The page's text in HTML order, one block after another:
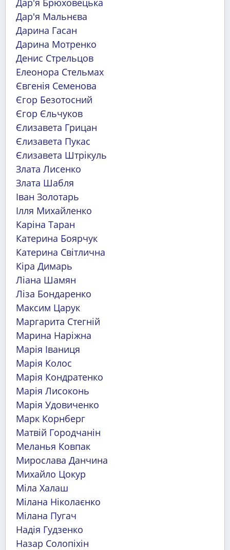
Дар'я Брюховецька
Дар'я Мальнєва
Дарина Гасан
Дарина Мотренко
Денис Стрельцов
Елеонора Стельмах
Євгенія Семенова
Єгор Безотосний
Єгор Єльчуков
Єлизавета Грицан
Єлизавета Пукас
Єлизавета Штрікуль
Злата Лисенко
Злата Шабля
Іван Золотарь
Ілля Михайленко
Каріна Таран
Катерина Боярчук
Катерина Світлична
Кіра Димарь
Ліана Шамян
Ліза Бондаренко
Максим Царук
Маргарита Стегній
Марина Наріжна
Марія Іваниця
Марія Колос
Марія Кондратенко
Марія Лисоконь
Марія Удовиченко
Марк Корнберг
Матвій Городчанін
Меланья Ковпак
Мирослава Данчина
Михайло Цокур
Міла Халаш
Мілана Ніколаєнко
Мілана Пугач
Надія Гудзенко
Назар Солопіхін